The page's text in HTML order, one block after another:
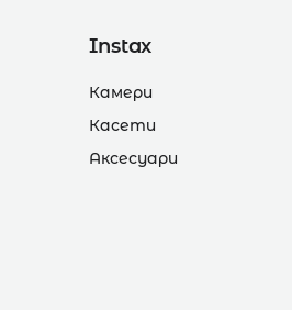
Instax
Камери
Касети
Аксесуари